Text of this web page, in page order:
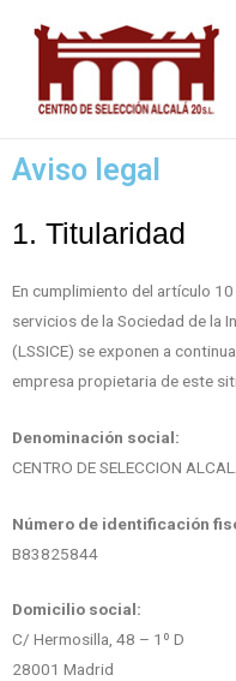
Aviso legal
1. Titularidad
En cumplimiento del artículo
servicios de la Sociedad de la
(LSSICE) se exponen a
empresa propietaria de este
Denominación social:
CENTRO DE SELECCION
Número de identificación
B83825844
Domicilio social:
C/ Hermosilla, 48 – 1º D
28001 Madrid